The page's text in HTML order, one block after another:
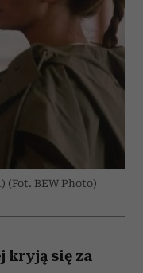
(Fot. BEW Photo)
kryją się za